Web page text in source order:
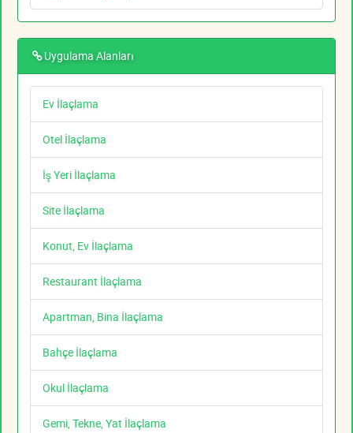
Uygulama Alanları
Ev İlaçlama
Otel İlaçlama
İş Yeri İlaçlama
Site İlaçlama
Konut, Ev İlaçlama
Restaurant İlaçlama
Apartman, Bina İlaçlama
Bahçe İlaçlama
Okul İlaçlama
Gemi, Tekne, Yat İlaçlama